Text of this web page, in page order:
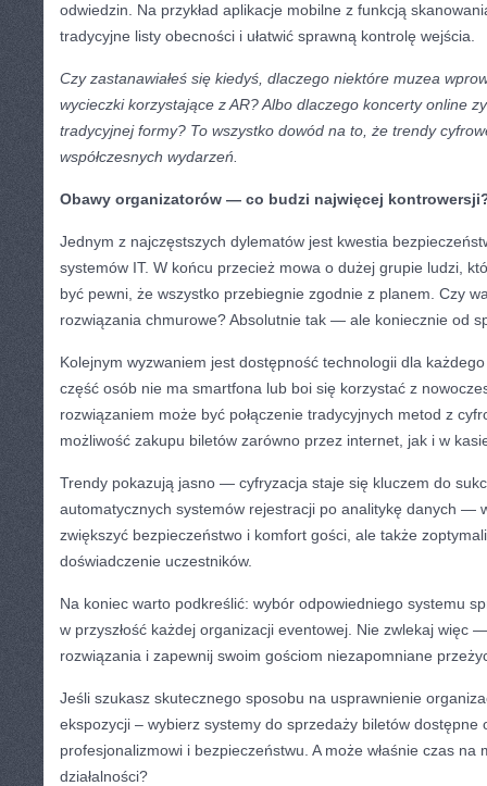
odwiedzin. Na przykład aplikacje mobilne z funkcją
tradycyjne listy obecności i ułatwić sprawną kontrolę wejścia.
Czy zastanawiałeś się kiedyś, dlaczego niektóre muzea
wycieczki korzystające z AR? Albo dlaczego koncerty online
tradycyjnej formy? To wszystko dowód na to, że trendy
współczesnych wydarzeń.
Obawy organizatorów — co budzi najwięcej
Jednym z najczęstszych dylematów jest kwestia
systemów IT. W końcu przecież mowa o dużej grupie ludzi,
być pewni, że wszystko przebiegnie zgodnie z planem. Czy
rozwiązania chmurowe? Absolutnie tak — ale koniecznie od
Kolejnym wyzwaniem jest dostępność technologii dla
część osób nie ma smartfona lub boi się korzystać z
rozwiązaniem może być połączenie tradycyjnych metod z
możliwość zakupu biletów zarówno przez internet, jak i w
Trendy pokazują jasno — cyfryzacja staje się kluczem do
automatycznych systemów rejestracji po analitykę danych —
zwiększyć bezpieczeństwo i komfort gości, ale także
doświadczenie uczestników.
Na koniec warto podkreślić: wybór odpowiedniego systemu
w przyszłość każdej organizacji eventowej. Nie zwlekaj więc
rozwiązania i zapewnij swoim gościom niezapomniane
Jeśli szukasz skutecznego sposobu na usprawnienie
ekspozycji – wybierz systemy do sprzedaży biletów dostępne
profesjonalizmowi i bezpieczeństwu. A może właśnie czas na
działalności?